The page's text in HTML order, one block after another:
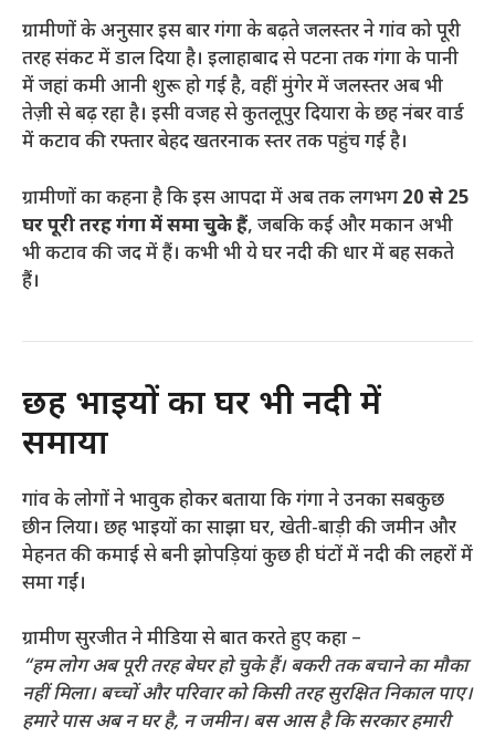
ग्रामीणों के अनुसार इस बार गंगा के बढ़ते जलस्तर ने गांव को पूरी
तरह संकट में डाल दिया है। इलाहाबाद से पटना तक गंगा के पानी
में जहां कमी आनी शुरू हो गई है, वहीं मुंगेर में जलस्तर अब भी
तेज़ी से बढ़ रहा है। इसी वजह से कुतलूपुर दियारा के छह नंबर वार्ड
में कटाव की रफ्तार बेहद खतरनाक स्तर तक पहुंच गई है।
ग्रामीणों का कहना है कि इस आपदा में अब तक लगभग 20 से 25
घर पूरी तरह गंगा में समा चुके हैं, जबकि कई और मकान अभी
भी कटाव की जद में हैं। कभी भी ये घर नदी की धार में बह सकते
हैं।
छह भाइयों का घर भी नदी में
समाया
गांव के लोगों ने भावुक होकर बताया कि गंगा ने उनका सबकुछ
छीन लिया। छह भाइयों का साझा घर, खेती-बाड़ी की जमीन और
मेहनत की कमाई से बनी झोपड़ियां कुछ ही घंटों में नदी की लहरों में
समा गईं।
ग्रामीण सुरजीत ने मीडिया से बात करते हुए कहा –
“हम लोग अब पूरी तरह बेघर हो चुके हैं। बकरी तक बचाने का मौका
नहीं मिला। बच्चों और परिवार को किसी तरह सुरक्षित निकाल पाए।
हमारे पास अब न घर है, न जमीन। बस आस है कि सरकार हमारी